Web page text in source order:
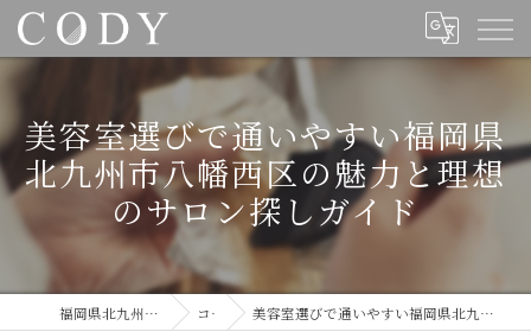
美容室選びで通いやすい福岡県
北九州市八幡西区の魅力と理想
のサロン探しガイド
福岡県北九州の美容室ならCODY コラム 美容室選びで通いやすい福岡県北九州市八幡西区の魅力と理想のサロン探しガイド